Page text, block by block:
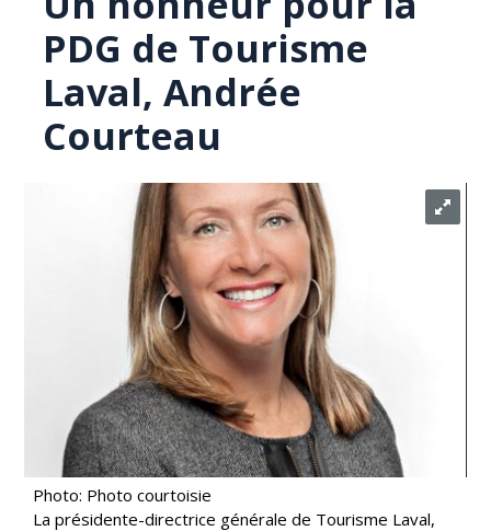
PDG de Tourisme
Laval, Andrée
Courteau
Photo: Photo courtoisie
La présidente-directrice générale de Tourisme Laval,